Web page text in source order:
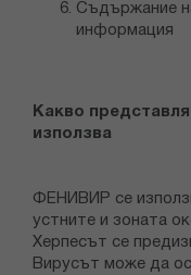
Съдържание
информация
Какво
използва
ФЕНИВИР се
устните и зоната
Херпесът се
Вирусът може да